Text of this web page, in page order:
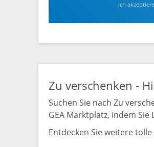
Ich
Zu verschenken -
Suchen Sie nach Zu
GEA Marktplatz, indem
Entdecken Sie weitere